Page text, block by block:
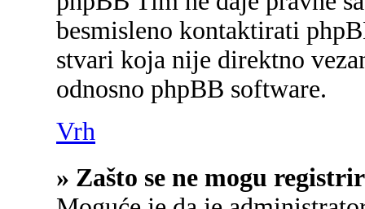
besmisleno kontaktirati
stvari koja nije direktno
odnosno phpBB software.
Vrh
» Zašto se ne mogu